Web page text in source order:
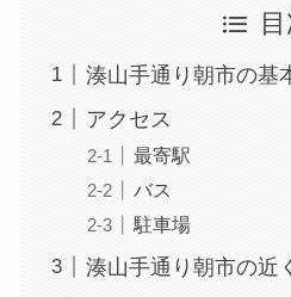
湊山手通り朝市の基
アクセス
最寄駅
バス
駐車場
湊山手通り朝市の近